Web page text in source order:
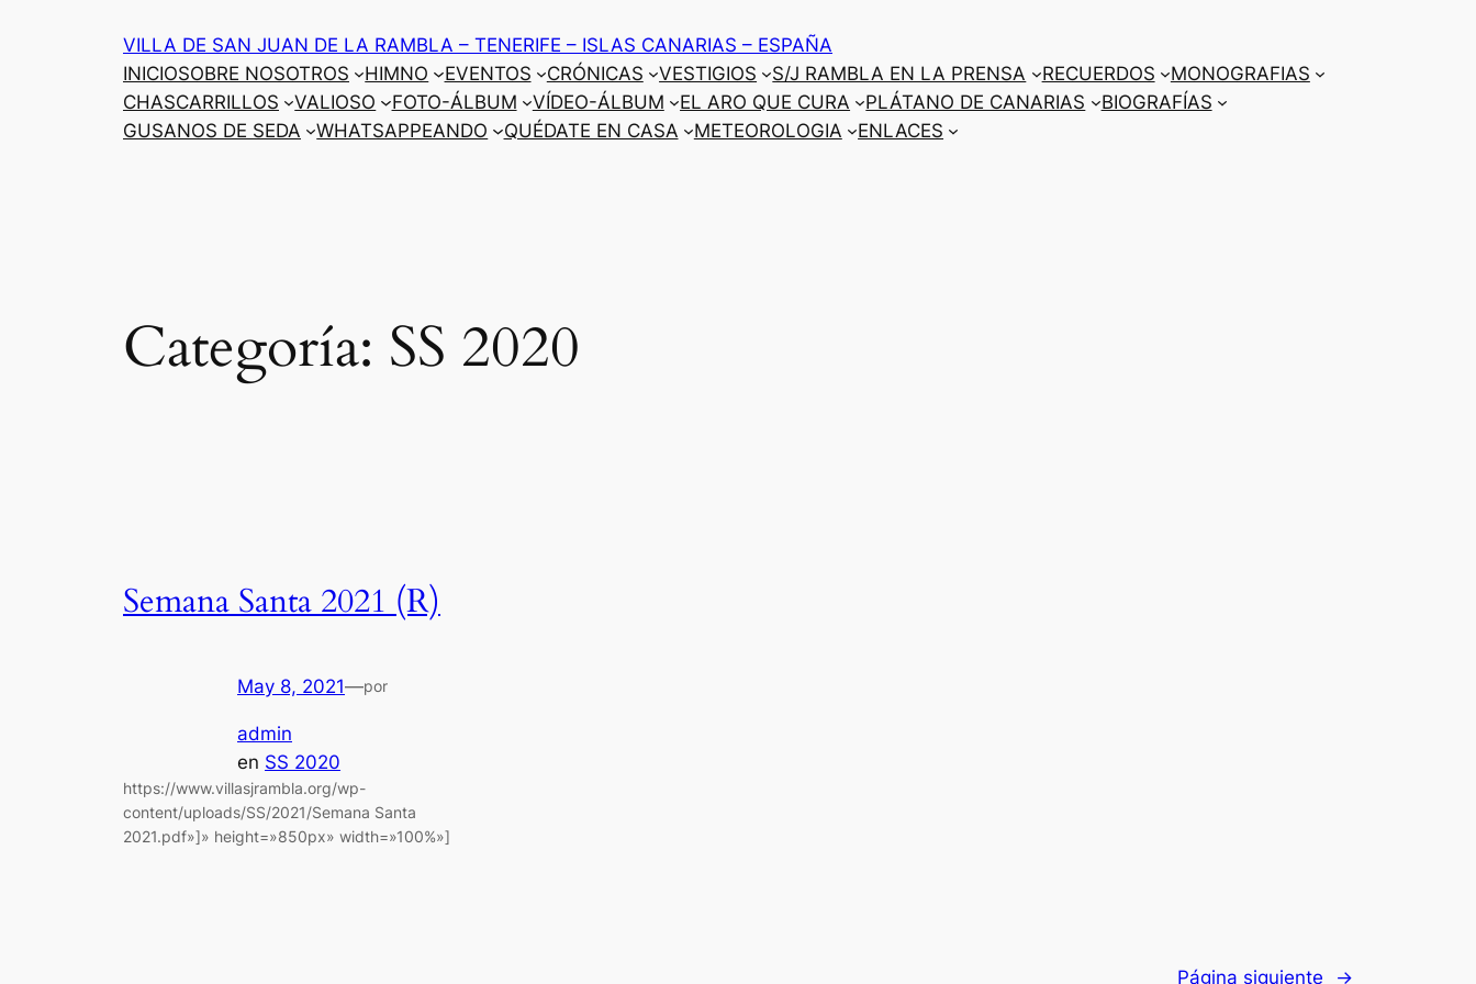
VILLA DE SAN JUAN DE LA RAMBLA – TENERIFE – ISLAS CANARIAS – ESPAÑA
INICIOSOBRE NOSOTROS HIMNO EVENTOS CRÓNICAS VESTIGIOS S/J RAMBLA EN LA PRENSA RECUERDOS
MONOGRAFIAS
CHASCARRILLOS
VALIOSO FOTO-ÁLBUM VÍDEO-ÁLBUM EL ARO QUE CURA PLÁTANO DE CANARIAS
BIOGRAFÍAS
GUSANOS DE SEDA
WHATSAPPEANDO QUÉDATE EN CASA METEOROLOGIA ENLACES
Categoría: SS 2020
Semana Santa 2021 (R)
May 8, 2021—por
admin
en SS 2020
https://www.villasjrambla.org/wp-
content/uploads/SS/2021/Semana Santa
2021.pdf»]» height=»850px» width=»100%»]
Página siguiente →